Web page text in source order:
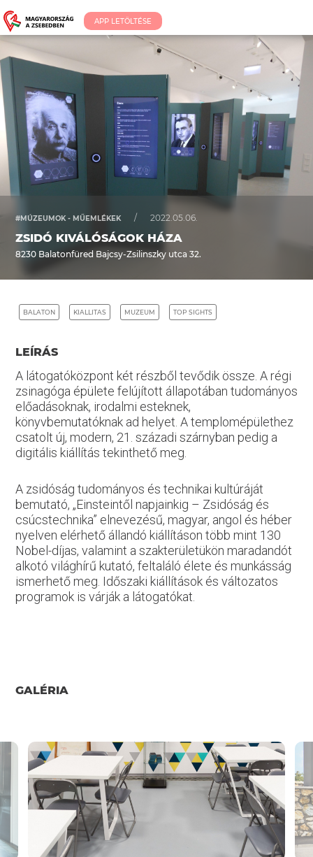
APP LETÖLTÉSE
#MÚZEUMOK - MŰEMLÉKEK / 2022.05.06.
ZSIDÓ KIVÁLÓSÁGOK HÁZA
8230 Balatonfüred Bajcsy-Zsilinszky utca 32.
BALATON KIALLITAS MUZEUM TOP SIGHTS
LEÍRÁS
A látogatóközpont két részből tevődik össze. A régi
zsinagóga épülete felújított állapotában tudományos
előadásoknak, irodalmi esteknek,
könyvbemutatóknak ad helyet. A templomépülethez
csatolt új, modern, 21. századi szárnyban pedig a
digitális kiállítás tekinthető meg.
A zsidóság tudományos és technikai kultúráját
bemutató, „Einsteintől napjainkig – Zsidóság és
csúcstechnika” elnevezésű, magyar, angol és héber
nyelven elérhető állandó kiállításon több mint 130
Nobel-díjas, valamint a szakterületükön maradandót
alkotó világhírű kutató, feltaláló élete és munkásság
ismerhető meg. Időszaki kiállítások és változatos
programok is várják a látogatókat.
GALÉRIA